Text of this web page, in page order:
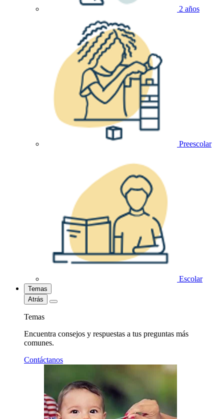
2 años
Preescolar
Escolar
Temas
Atrás
Temas
Encuentra consejos y respuestas a tus preguntas más
comunes.
Contáctanos